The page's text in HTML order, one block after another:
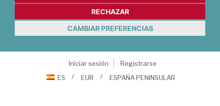
RECHAZAR
CAMBIAR PREFERENCIAS
Iniciar sesión
Registrarse
ES
EUR ESPAÑA PENINSULAR